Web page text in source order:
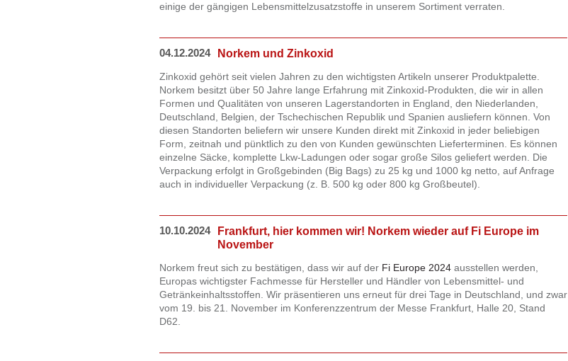
einige der gängigen Lebensmittelzusatzstoffe in unserem Sortiment verraten.
04.12.2024 Norkem und Zinkoxid
Zinkoxid gehört seit vielen Jahren zu den wichtigsten Artikeln unserer Produktpalette.
Norkem besitzt über 50 Jahre lange Erfahrung mit Zinkoxid-Produkten, die wir in allen
Formen und Qualitäten von unseren Lagerstandorten in England, den Niederlanden,
Deutschland, Belgien, der Tschechischen Republik und Spanien ausliefern können. Von
diesen Standorten beliefern wir unsere Kunden direkt mit Zinkoxid in jeder beliebigen
Form, zeitnah und pünktlich zu den von Kunden gewünschten Lieferterminen. Es können
einzelne Säcke, komplette Lkw-Ladungen oder sogar große Silos geliefert werden. Die
Verpackung erfolgt in Großgebinden (Big Bags) zu 25 kg und 1000 kg netto, auf Anfrage
auch in individueller Verpackung (z. B. 500 kg oder 800 kg Großbeutel).
10.10.2024
Frankfurt, hier kommen wir! Norkem wieder auf Fi Europe im
November
Norkem freut sich zu bestätigen, dass wir auf der Fi Europe 2024 ausstellen werden,
Europas wichtigster Fachmesse für Hersteller und Händler von Lebensmittel- und
Getränkeinhaltsstoffen. Wir präsentieren uns erneut für drei Tage in Deutschland, und zwar
vom 19. bis 21. November im Konferenzzentrum der Messe Frankfurt, Halle 20, Stand
D62.